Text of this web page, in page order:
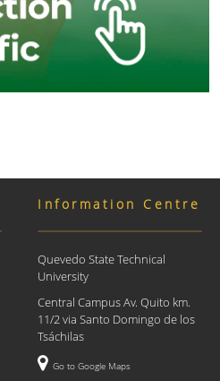
Information Centre
Quevedo State Technical
University
Central Campus Av. Quito km.
11/2 via Santo Domingo de los
Tsáchilas
Go to Google Maps